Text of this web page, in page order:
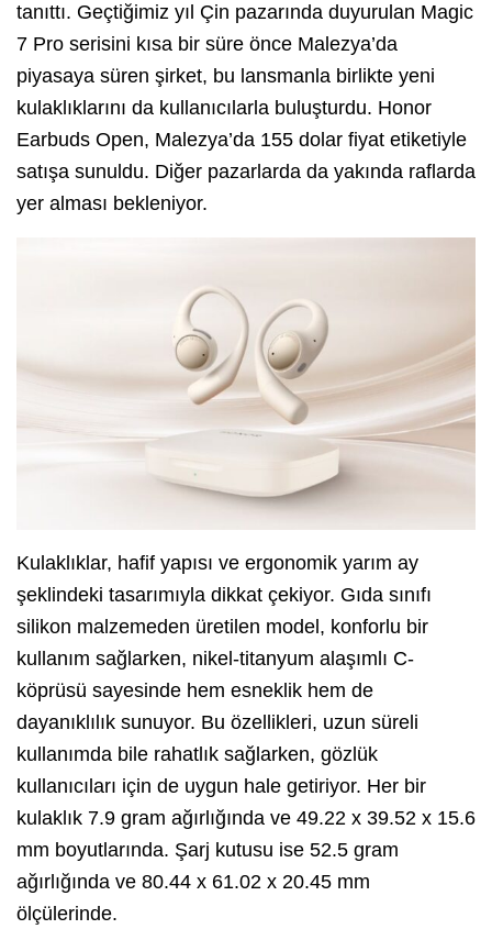
tanıttı. Geçtiğimiz yıl Çin pazarında duyurulan Magic
7 Pro serisini kısa bir süre önce Malezya’da
piyasaya süren şirket, bu lansmanla birlikte yeni
kulaklıklarını da kullanıcılarla buluşturdu. Honor
Earbuds Open, Malezya’da 155 dolar fiyat etiketiyle
satışa sunuldu. Diğer pazarlarda da yakında raflarda
yer alması bekleniyor.
Kulaklıklar, hafif yapısı ve ergonomik yarım ay
şeklindeki tasarımıyla dikkat çekiyor. Gıda sınıfı
silikon malzemeden üretilen model, konforlu bir
kullanım sağlarken, nikel-titanyum alaşımlı C-
köprüsü sayesinde hem esneklik hem de
dayanıklılık sunuyor. Bu özellikleri, uzun süreli
kullanımda bile rahatlık sağlarken, gözlük
kullanıcıları için de uygun hale getiriyor. Her bir
kulaklık 7.9 gram ağırlığında ve 49.22 x 39.52 x 15.6
mm boyutlarında. Şarj kutusu ise 52.5 gram
ağırlığında ve 80.44 x 61.02 x 20.45 mm
ölçülerinde.